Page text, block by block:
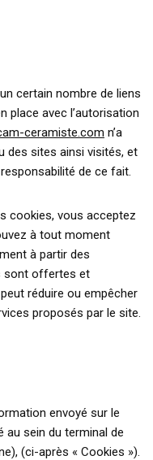
certain nombre de liens
place avec l’autorisation
ceramiste.com n’a
des sites ainsi visités, et
de ce fait.
cookies, vous acceptez
à tout moment
à partir des
sont offertes et
réduire ou empêcher
proposés par le site.
envoyé sur le
au sein du terminal de
(ci-après « Cookies »).